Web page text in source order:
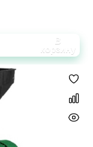
В
корзину